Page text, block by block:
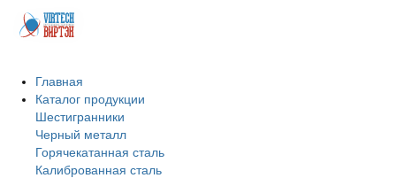
Главная
Каталог продукции
Шестигранники
Черный металл
Горячекатанная сталь
Калиброванная сталь